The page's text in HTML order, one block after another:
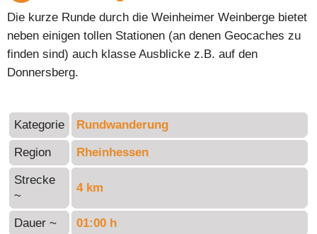
Die kurze Runde durch die Weinheimer Weinberge bietet
neben einigen tollen Stationen (an denen Geocaches zu
finden sind) auch klasse Ausblicke z.B. auf den
Donnersberg.
Kategorie Rundwanderung
Region Rheinhessen
Strecke
~
4 km
Dauer ~ 01:00 h